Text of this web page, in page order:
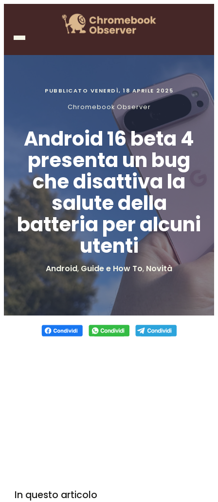
PUBBLICATO VENERDÌ, 18 APRILE 2025
Chromebook Observer
Android 16 beta 4
presenta un bug
che disattiva la
salute della
batteria per alcuni
utenti
Android, Guide e How To, Novità
In questo articolo